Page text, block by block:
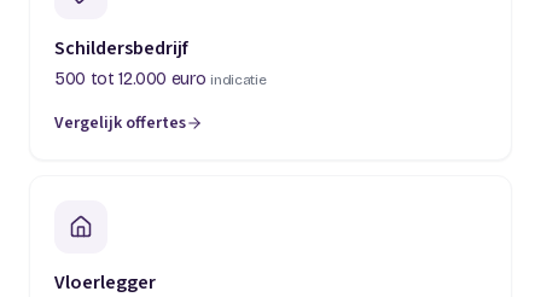
Schildersbedrijf
500 tot 12.000 euro indicatie
Vergelijk offertes
(opent in een nieuw tabblad)
Vloerlegger